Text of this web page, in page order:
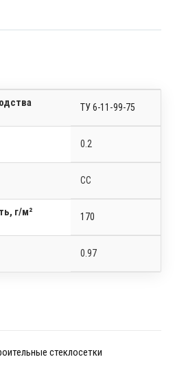
ТУ 6-11-99-75
0.2
СС
г/м² 170
0.97
стеклосетки